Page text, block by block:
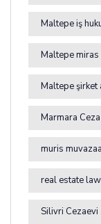
Maltepe iş
Maltepe miras
Maltepe şirket
Marmara
muris
real estate
Silivri Cezaevi